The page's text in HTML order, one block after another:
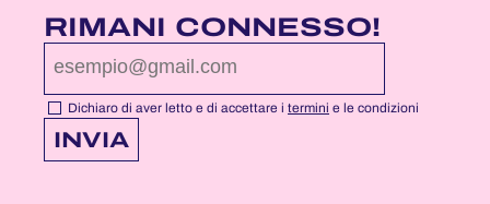
PAGINA
FACEBOOK
DI
NOTTEROSA
PAGINA
YOUTUBE
DI
NOTTEROSA
PAGINA
INSTAGRAM
DI
NOTTEROSA
RIMANI CONNESSO!
Dichiaro di aver letto e di accettare i termini e le condizioni
INVIA